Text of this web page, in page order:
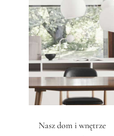
Nasz dom i wnętrze